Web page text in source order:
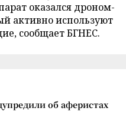
оказался дроном-
активно используют
сообщает БГНЕС.
об аферистах